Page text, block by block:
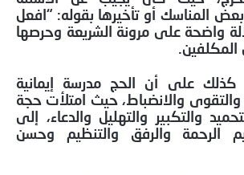
بعض المناسك أو تأخيرها بقوله: “افعل
واضحة على مرونة الشريعة وحرصها
على أن الحج مدرسة إيمانية
والانضباط، حيث امتلأت حجة
والتكبير والتهليل والدعاء، إلى
الرحمة والرفق والتنظيم وحسن